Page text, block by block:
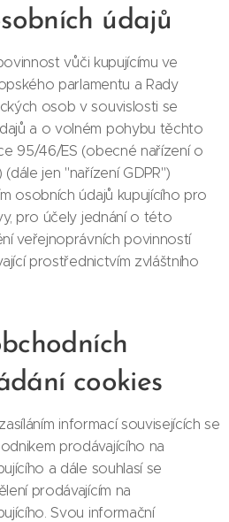
údajů
vůči kupujícímu ve
parlamentu a Rady
osob v souvislosti se
a o volném pohybu těchto
95/46/ES (obecné nařízení o
jen "nařízení GDPR")
osobních údajů kupujícího pro
pro účely jednání o této
veřejnoprávních povinností
prostřednictvím zvláštního
cookies
informací souvisejících se
prodávajícího na
a dále souhlasí se
prodávajícím na
Svou informační